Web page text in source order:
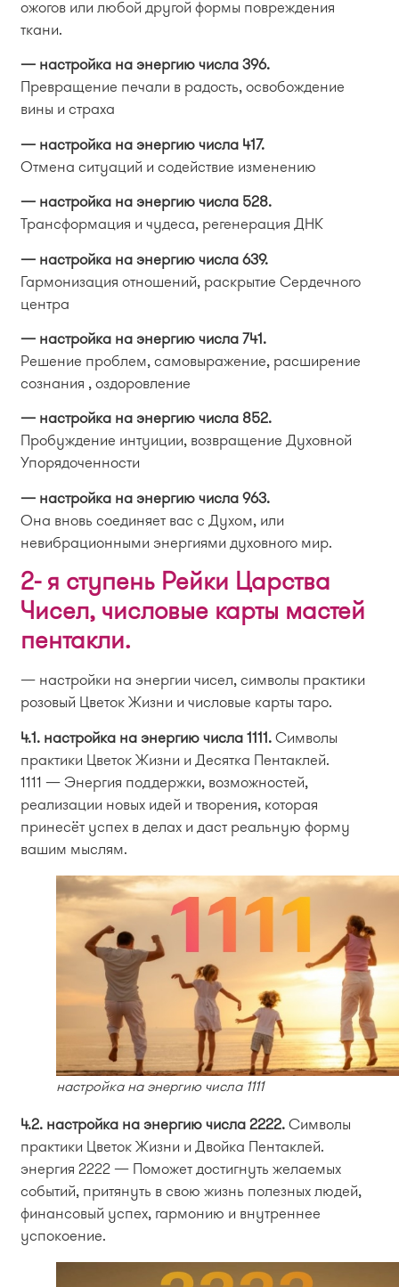
ожогов или любой другой формы повреждения
ткани.
— настройка на энергию числа 396.
Превращение печали в радость, освобождение
вины и страха
— настройка на энергию числа 417.
Отмена ситуаций и содействие изменению
— настройка на энергию числа 528.
Трансформация и чудеса, регенерация ДНК
— настройка на энергию числа 639.
Гармонизация отношений, раскрытие Сердечного
центра
— настройка на энергию числа 741.
Решение проблем, самовыражение, расширение
сознания , оздоровление
— настройка на энергию числа 852.
Пробуждение интуиции, возвращение Духовной
Упорядоченности
— настройка на энергию числа 963.
Она вновь соединяет вас с Духом, или
невибрационными энергиями духовного мир.
2- я ступень Рейки Царства
Чисел, числовые карты мастей
пентакли.
— настройки на энергии чисел, символы практики
розовый Цветок Жизни и числовые карты таро.
4.1. настройка на энергию числа 1111.Символы
практики Цветок Жизни и Десятка Пентаклей.
1111 — Энергия поддержки, возможностей,
реализации новых идей и творения, которая
принесёт успех в делах и даст реальную форму
вашим мыслям.
настройка на энергию числа 1111
4.2. настройка на энергию числа 2222.Символы
практики Цветок Жизни и Двойка Пентаклей.
энергия 2222 — Поможет достигнуть желаемых
событий, притянуть в свою жизнь полезных людей,
финансовый успех, гармонию и внутреннее
успокоение.